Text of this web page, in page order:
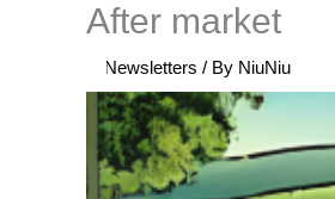
After market
Newsletters / By NiuNiu